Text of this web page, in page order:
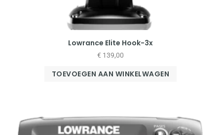
Lowrance Elite Hook-3x
€ 139,00
TOEVOEGEN AAN WINKELWAGEN